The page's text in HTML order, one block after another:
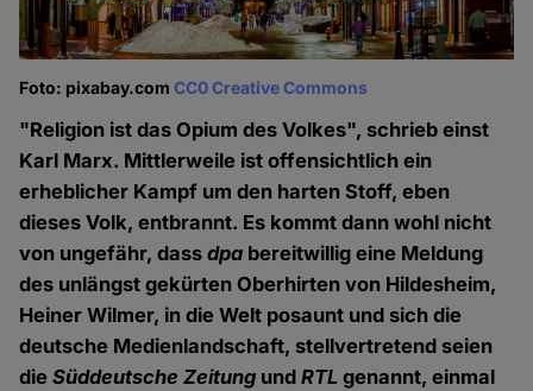
Foto: pixabay.comCC0 Creative Commons
"Religion ist das Opium des Volkes", schrieb einst
Karl Marx. Mittlerweile ist offensichtlich ein
erheblicher Kampf um den harten Stoff, eben
dieses Volk, entbrannt. Es kommt dann wohl nicht
von ungefähr, dassdpa bereitwillig eine Meldung
des unlängst gekürten Oberhirten von Hildesheim,
Heiner Wilmer, in die Welt posaunt und sich die
deutsche Medienlandschaft, stellvertretend seien
dieSüddeutsche Zeitung undRTL genannt, einmal